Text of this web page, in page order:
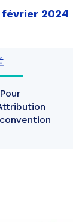
février 2024